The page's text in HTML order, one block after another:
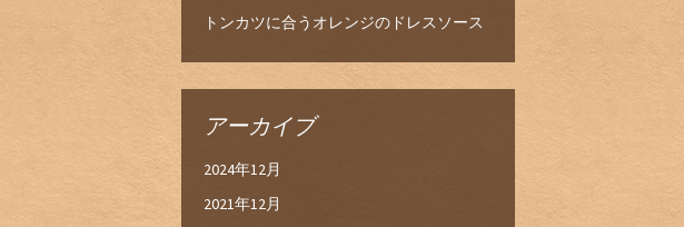
トンカツに合うオレンジのドレスソース
アーカイブ
2024年12月
2021年12月